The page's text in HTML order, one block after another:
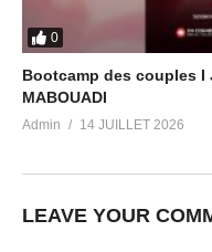
0
Bootcamp des couples I
MABOUADI
Admin 14 JUILLET 2026
LEAVE YOUR